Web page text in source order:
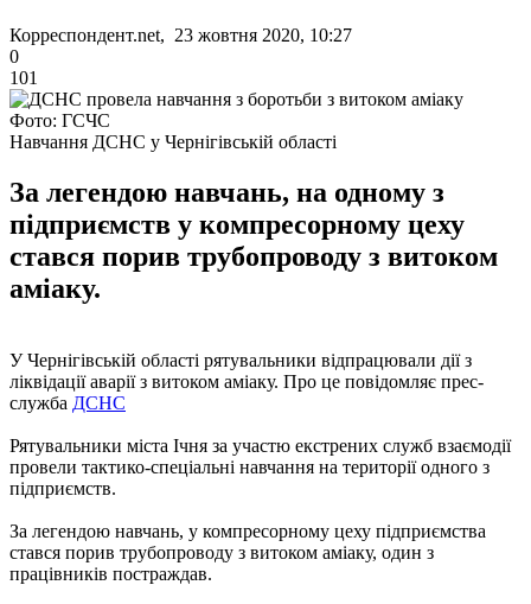
Корреспондент.net, 23 жовтня 2020, 10:27
0
101
Фото: ГСЧС
Навчання ДСНС у Чернігівській області
За легендою навчань, на одному з
підприємств у компресорному цеху
стався порив трубопроводу з витоком
аміаку.
У Чернігівській області рятувальники відпрацювали дії з
ліквідації аварії з витоком аміаку. Про це повідомляє прес-
служба ДСНС
Рятувальники міста Ічня за участю екстрених служб взаємодії
провели тактико-спеціальні навчання на території одного з
підприємств.
За легендою навчань, у компресорному цеху підприємства
стався порив трубопроводу з витоком аміаку, один з
працівників постраждав.